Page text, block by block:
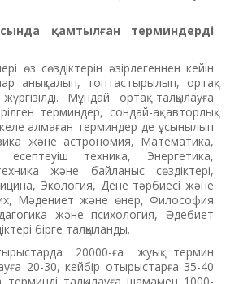
қамтылған терминдерді
өз сөздіктерін әзірлегеннен кейін
анықталып, топтастырылып, ортақ
Мұндай ортақ талқылауға
терминдер, сондай-ақ авторлық
алмаған терминдер де ұсынылып
және астрономия, Математика,
техника, Энергетика,
және байланыс сөздіктері,
Экология, Дене тәрбиесі және
Мәдениет және өнер, Философия
және психология, Әдебиет
бірге талқыланды.
20000-ға жуық термин
20-30, кейбір отырыстарға 35-40
талқылауға шамамен 1000-